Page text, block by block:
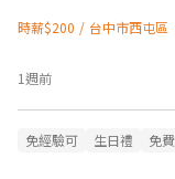
時薪$200 / 台中市西屯區
1週前
免經驗可 生日禮 免